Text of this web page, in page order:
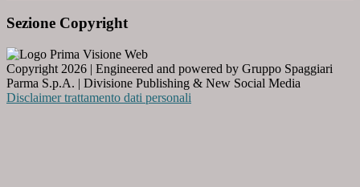
Sezione Copyright
Copyright 2026 | Engineered and powered by Gruppo Spaggiari
Parma S.p.A. | Divisione Publishing & New Social Media
Disclaimer trattamento dati personali